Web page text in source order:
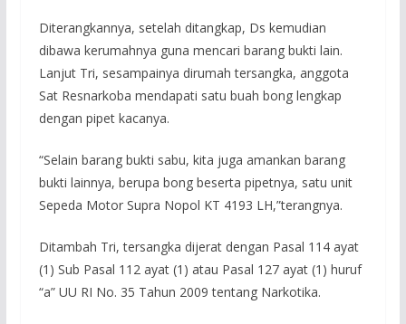
Diterangkannya, setelah ditangkap, Ds kemudian
dibawa kerumahnya guna mencari barang bukti lain.
Lanjut Tri, sesampainya dirumah tersangka, anggota
Sat Resnarkoba mendapati satu buah bong lengkap
dengan pipet kacanya.
“Selain barang bukti sabu, kita juga amankan barang
bukti lainnya, berupa bong beserta pipetnya, satu unit
Sepeda Motor Supra Nopol KT 4193 LH,”terangnya.
Ditambah Tri, tersangka dijerat dengan Pasal 114 ayat
(1) Sub Pasal 112 ayat (1) atau Pasal 127 ayat (1) huruf
“a” UU RI No. 35 Tahun 2009 tentang Narkotika.